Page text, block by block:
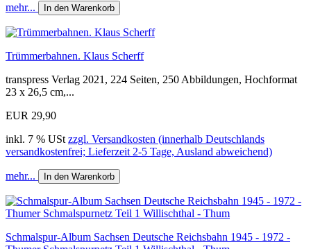
mehr... In den Warenkorb
Trümmerbahnen. Klaus Scherff
transpress Verlag 2021, 224 Seiten, 250 Abbildungen, Hochformat
23 x 26,5 cm,...
EUR 29,90
inkl. 7 % USt zzgl. Versandkosten (innerhalb Deutschlands
versandkostenfrei; Lieferzeit 2-5 Tage, Ausland abweichend)
mehr... In den Warenkorb
Schmalspur-Album Sachsen Deutsche Reichsbahn 1945 - 1972 -